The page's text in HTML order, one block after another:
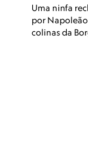
Uma ninfa
por Napoleão
colinas da